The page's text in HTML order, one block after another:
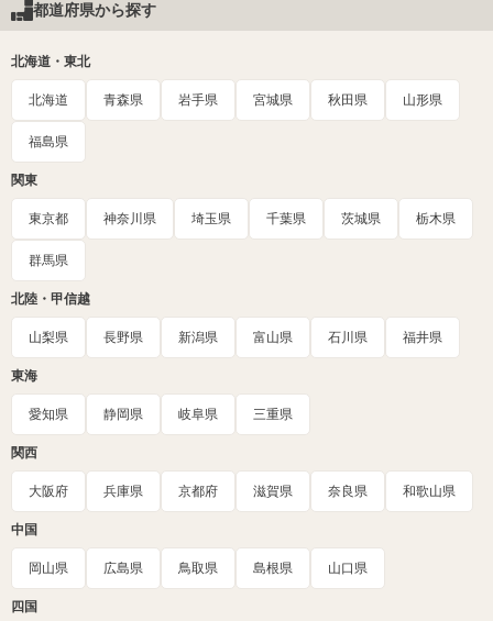
都道府県から探す
北海道・東北
北海道 青森県 岩手県 宮城県 秋田県 山形県
福島県
関東
東京都 神奈川県 埼玉県 千葉県 茨城県 栃木県
群馬県
北陸・甲信越
山梨県 長野県 新潟県 富山県 石川県 福井県
東海
愛知県 静岡県 岐阜県 三重県
関西
大阪府 兵庫県 京都府 滋賀県 奈良県 和歌山県
中国
岡山県 広島県 鳥取県 島根県 山口県
四国